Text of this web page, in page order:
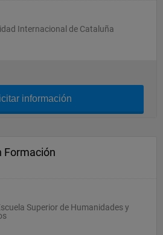
Internacional de Cataluña
información
Formación
Superior de Humanidades y